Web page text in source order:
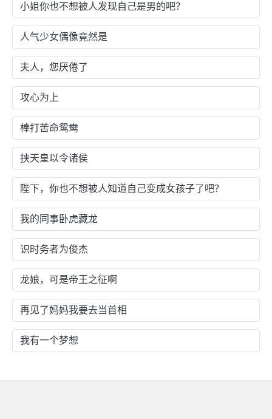
小姐你也不想被人发现自己是男的吧？
人气少女偶像竟然是
夫人，您厌倦了
攻心为上
棒打苦命鸳鸯
挟天皇以令诸侯
陛下，你也不想被人知道自己变成女孩子了吧？
我的同事卧虎藏龙
识时务者为俊杰
龙娘，可是帝王之征啊
再见了妈妈我要去当首相
我有一个梦想